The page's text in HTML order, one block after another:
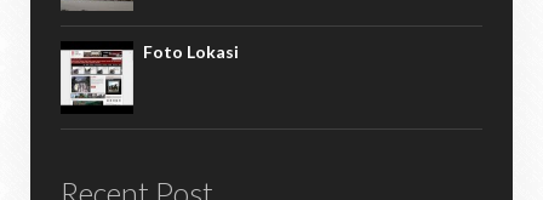
Foto Lokasi
Recent Post